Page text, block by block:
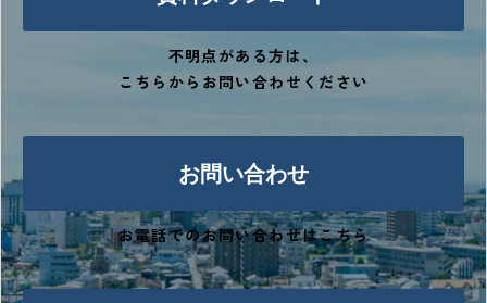
不明点がある方は、
こちらからお問い合わせください
お問い合わせ
お電話でのお問い合わせはこちら